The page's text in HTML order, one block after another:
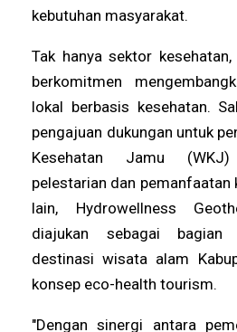
kebutuhan masyarakat.
Tak hanya sektor
berkomitmen
lokal berbasis kesehatan.
pengajuan dukungan untuk
Kesehatan Jamu
pelestarian dan pemanfaatan
lain, Hydrowellness
diajukan sebagai
destinasi wisata alam
konsep eco-health tourism.
"Dengan sinergi antara